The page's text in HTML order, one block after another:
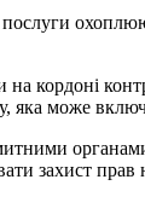
кордоні
яка може
захист прав